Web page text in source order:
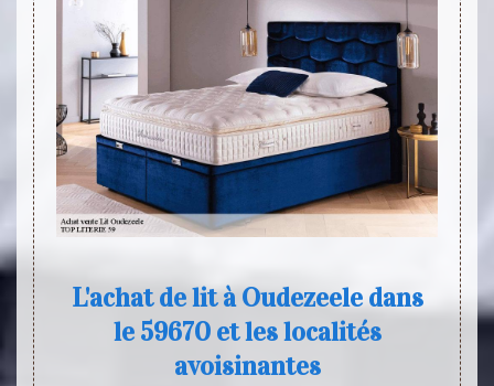
en
et
L'achat de lit à Oudezeele dans
le 59670 et les localités
avoisinantes